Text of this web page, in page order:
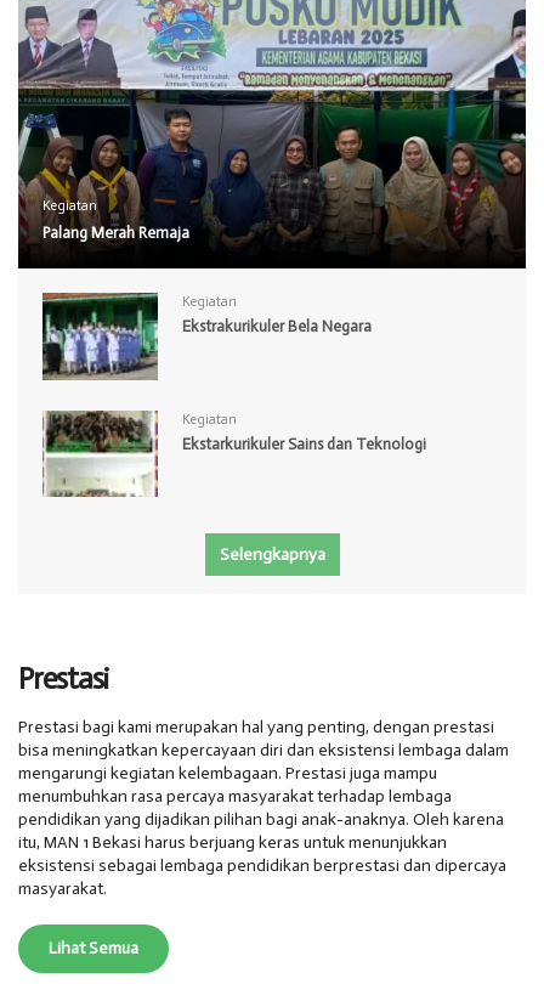
Kegiatan
Palang Merah Remaja
Kegiatan
Ekstrakurikuler Bela Negara
Kegiatan
Ekstarkurikuler Sains dan Teknologi
Selengkapnya
Prestasi
Prestasi bagi kami merupakan hal yang penting, dengan prestasi
bisa meningkatkan kepercayaan diri dan eksistensi lembaga dalam
mengarungi kegiatan kelembagaan. Prestasi juga mampu
menumbuhkan rasa percaya masyarakat terhadap lembaga
pendidikan yang dijadikan pilihan bagi anak-anaknya. Oleh karena
itu, MAN 1 Bekasi harus berjuang keras untuk menunjukkan
eksistensi sebagai lembaga pendidikan berprestasi dan dipercaya
masyarakat.
Lihat Semua